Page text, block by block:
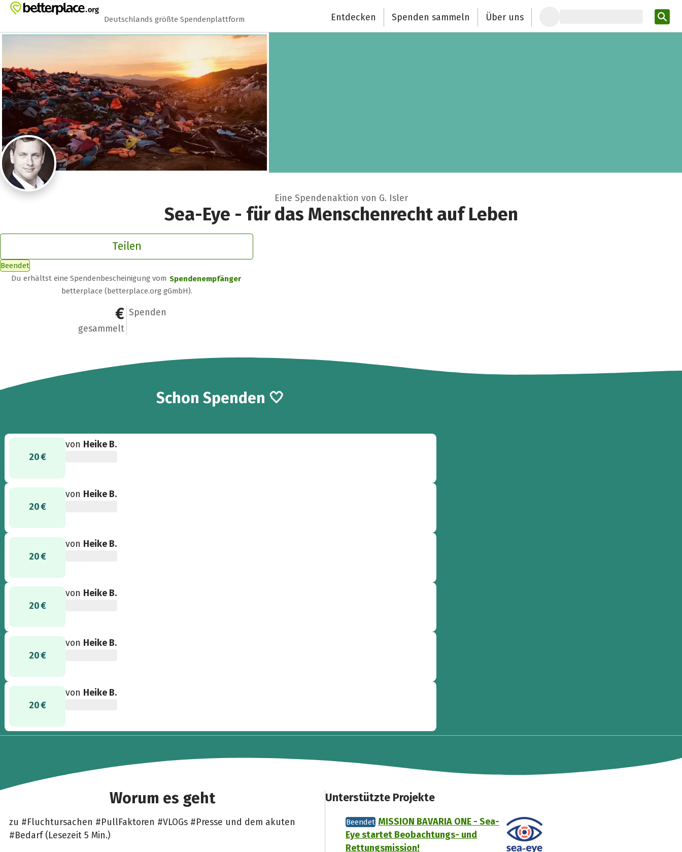
Zum Hauptinhalt springen
Erklärung zur Barrierefreiheit anzeigen
Deutschlands größte Spendenplattform Entdecken Spenden sammeln Über uns
Eine Spendenaktion von G. Isler
Sea-Eye - für das Menschenrecht auf Leben
Teilen
Beendet
Du erhältst eine Spendenbescheinigung vom Spendenempfänger
betterplace (betterplace.org gGmbH).
5.646,88 €
gesammelt
73
Spenden
Schon73
Spenden 🤍
20 €
von Heike B.
20 €
von Heike B.
20 €
von Heike B.
20 €
von Heike B.
20 €
von Heike B.
20 €
von Heike B.
Worum es geht
zu #Fluchtursachen #PullFaktoren #VLOGs #Presse und dem akuten
#Bedarf (Lesezeit 5 Min.)
Unterstützte Projekte
Beendet MISSION BAVARIA ONE - Sea-
Eye startet Beobachtungs- und
Rettungsmission!